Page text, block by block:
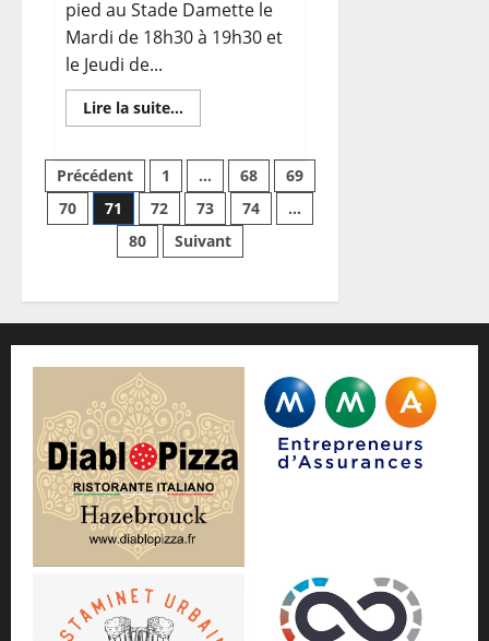
pied au Stade Damette le
Mardi de 18h30 à 19h30 et
le Jeudi de...
Lire la suite...En
savoir
Course
Pied
Pagination
des
publications
Précédent 1 … 68
69
70
71 72 73 74
…
80
Suivant